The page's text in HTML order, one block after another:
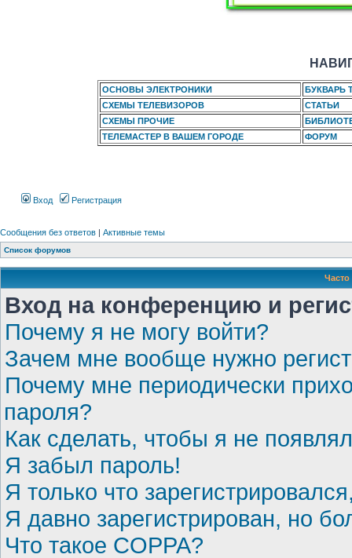
ОСНОВЫ ЭЛЕКТРОНИКИ
БУКВАРЬ
СХЕМЫ ТЕЛЕВИЗОРОВ
СТАТЬИ
СХЕМЫ ПРОЧИЕ
ТЕЛЕМАСТЕР В ВАШЕМ ГОРОДЕ
ФОРУМ
Вход Регистрация
Сообщения без ответов | Активные темы
Список форумов
Вход на конференцию и
Почему я не могу войти?
Зачем мне вообще нужно
Почему мне периодически
пароля?
Как сделать, чтобы я не
Я забыл пароль!
Я только что
Я давно зарегистрирован, но
Что такое COPPA?